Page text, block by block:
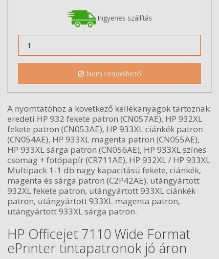
Ingyenes szállítás
Nem rendelhető
A nyomtatóhoz a következő kellékanyagok tartoznak:
eredeti HP 932 fekete patron (CN057AE), HP 932XL
fekete patron (CN053AE), HP 933XL ciánkék patron
(CN054AE), HP 933XL magenta patron (CN055AE),
HP 933XL sárga patron (CN056AE), HP 933XL színes
csomag + fotópapír (CR711AE), HP 932XL / HP 933XL
Multipack 1-1 db nagy kapacitású fekete, ciánkék,
magenta és sárga patron (C2P42AE), utángyártott
932XL fekete patron, utángyártott 933XL ciánkék
patron, utángyártott 933XL magenta patron,
utángyártott 933XL sárga patron.
HP Officejet 7110 Wide Format
ePrinter tintapatronok jó áron